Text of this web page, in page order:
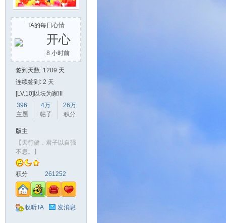
山
TA的每日心情
开心
8 小时前
签到天数: 1209 天
连续签到: 2 天
[LV.10]以坛为家III
396
主题
4万
帖子
26万
积分
版主
【天行健，君子以自强
不息。】
积分 261252
收听TA 发消息